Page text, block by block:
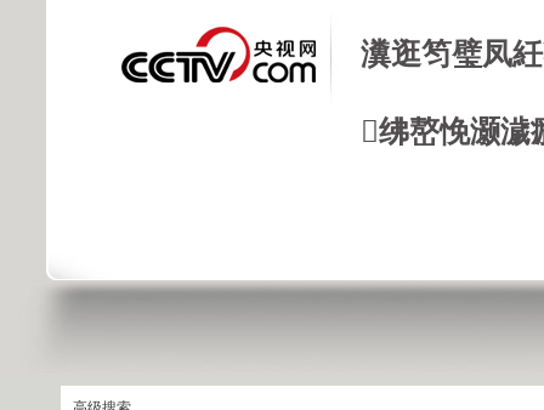
瀵逛笉璧凤
绋嶅悗灏